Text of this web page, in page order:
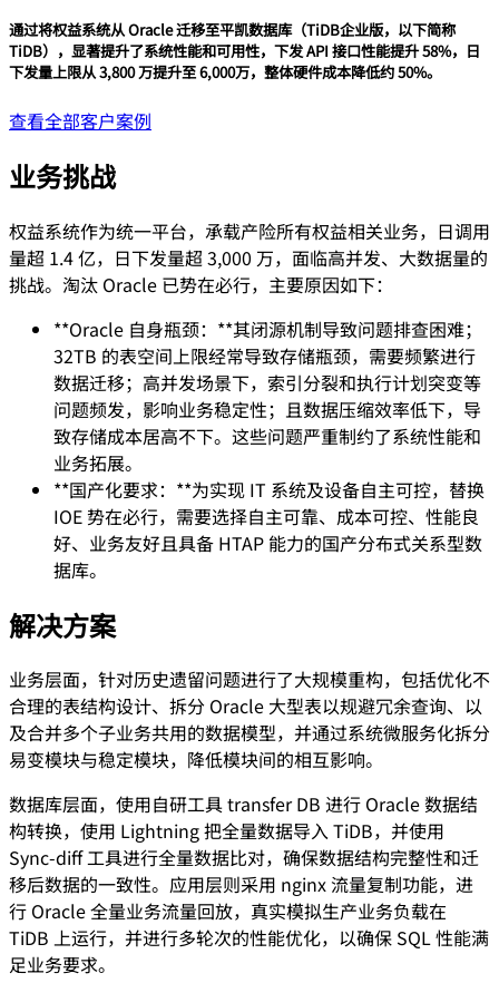
通过将权益系统从 Oracle 迁移至平凯数据库（TiDB企业版，以下简称
TiDB），显著提升了系统性能和可用性，下发 API 接口性能提升 58%，日
下发量上限从 3,800 万提升至 6,000万，整体硬件成本降低约 50%。
查看全部客户案例
业务挑战
权益系统作为统一平台，承载产险所有权益相关业务，日调用
量超 1.4 亿，日下发量超 3,000 万，面临高并发、大数据量的
挑战。淘汰 Oracle 已势在必行，主要原因如下：
**Oracle 自身瓶颈：**其闭源机制导致问题排查困难；
32TB 的表空间上限经常导致存储瓶颈，需要频繁进行
数据迁移；高并发场景下，索引分裂和执行计划突变等
问题频发，影响业务稳定性；且数据压缩效率低下，导
致存储成本居高不下。这些问题严重制约了系统性能和
业务拓展。
**国产化要求：**为实现 IT 系统及设备自主可控，替换
IOE 势在必行，需要选择自主可靠、成本可控、性能良
好、业务友好且具备 HTAP 能力的国产分布式关系型数
据库。
解决方案
业务层面，针对历史遗留问题进行了大规模重构，包括优化不
合理的表结构设计、拆分 Oracle 大型表以规避冗余查询、以
及合并多个子业务共用的数据模型，并通过系统微服务化拆分
易变模块与稳定模块，降低模块间的相互影响。
数据库层面，使用自研工具 transfer DB 进行 Oracle 数据结
构转换，使用 Lightning 把全量数据导入 TiDB，并使用
Sync-diff 工具进行全量数据比对，确保数据结构完整性和迁
移后数据的一致性。应用层则采用 nginx 流量复制功能，进
行 Oracle 全量业务流量回放，真实模拟生产业务负载在
TiDB 上运行，并进行多轮次的性能优化，以确保 SQL 性能满
足业务要求。